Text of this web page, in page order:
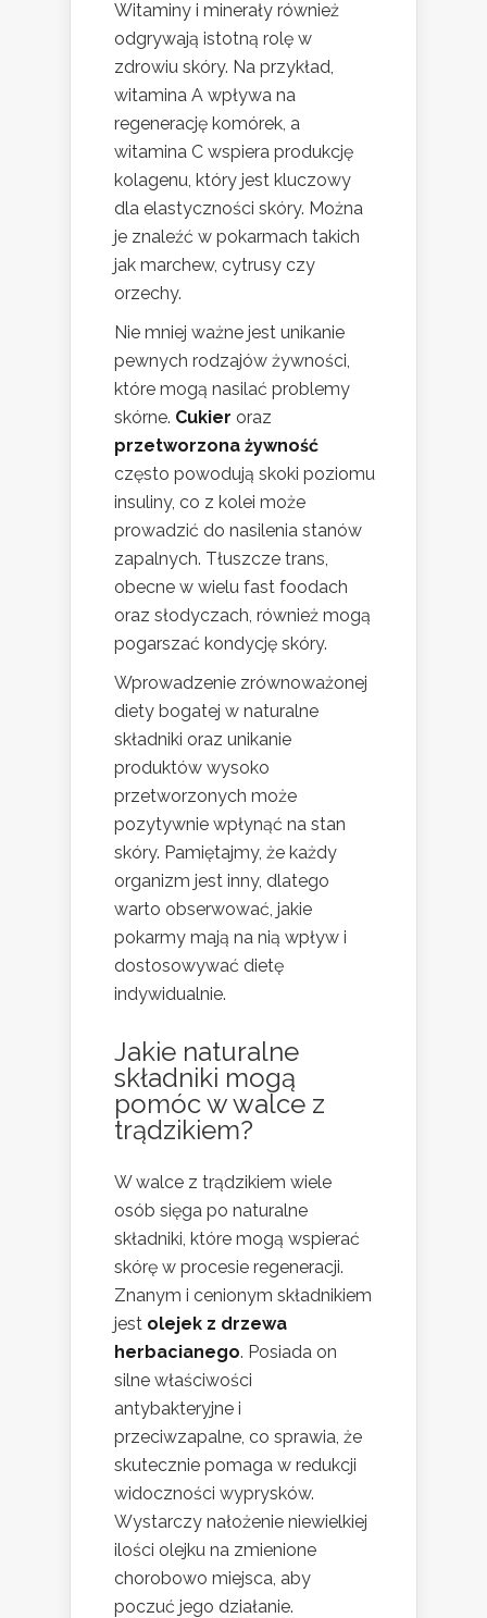
Witaminy i minerały również
odgrywają istotną rolę w
zdrowiu skóry. Na przykład,
witamina A wpływa na
regenerację komórek, a
witamina C wspiera produkcję
kolagenu, który jest kluczowy
dla elastyczności skóry. Można
je znaleźć w pokarmach takich
jak marchew, cytrusy czy
orzechy.
Nie mniej ważne jest unikanie
pewnych rodzajów żywności,
które mogą nasilać problemy
skórne. Cukier oraz
przetworzona żywność
często powodują skoki poziomu
insuliny, co z kolei może
prowadzić do nasilenia stanów
zapalnych. Tłuszcze trans,
obecne w wielu fast foodach
oraz słodyczach, również mogą
pogarszać kondycję skóry.
Wprowadzenie zrównoważonej
diety bogatej w naturalne
składniki oraz unikanie
produktów wysoko
przetworzonych może
pozytywnie wpłynąć na stan
skóry. Pamiętajmy, że każdy
organizm jest inny, dlatego
warto obserwować, jakie
pokarmy mają na nią wpływ i
dostosowywać dietę
indywidualnie.
Jakie naturalne
składniki mogą
pomóc w walce z
trądzikiem?
W walce z trądzikiem wiele
osób sięga po naturalne
składniki, które mogą wspierać
skórę w procesie regeneracji.
Znanym i cenionym składnikiem
jest olejek z drzewa
herbacianego. Posiada on
silne właściwości
antybakteryjne i
przeciwzapalne, co sprawia, że
skutecznie pomaga w redukcji
widoczności wyprysków.
Wystarczy nałożenie niewielkiej
ilości olejku na zmienione
chorobowo miejsca, aby
poczuć jego działanie.